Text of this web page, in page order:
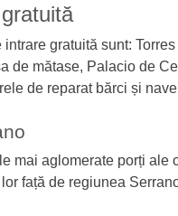
gratuită sunt:
de mătase, Palacio de
de reparat bărci și
mai aglomerate porți
față de regiunea